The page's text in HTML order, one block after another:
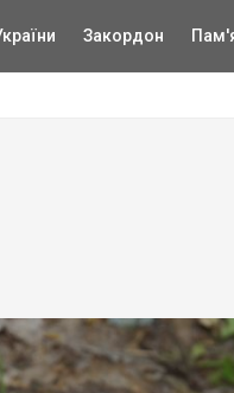
Закордон